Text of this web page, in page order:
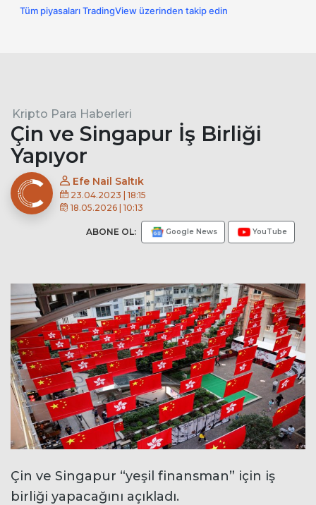
Tüm piyasaları TradingView üzerinden takip edin
Kripto Para Haberleri
Çin ve Singapur İş Birliği
Yapıyor
Efe Nail Saltık
23.04.2023 | 18:15
18.05.2026 | 10:13
ABONE OL: Google News YouTube
Çin ve Singapur “yeşil finansman” için iş
birliği yapacağını açıkladı.